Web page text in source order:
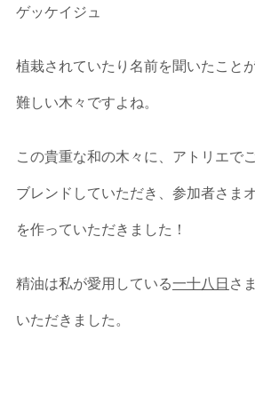
ゲッケイジュ
植栽されていたり名前を聞いたこと
難しい木々ですよね。
この貴重な和の木々に、アトリエで
ブレンドしていただき、参加者さま
を作っていただきました！
精油は私が愛用している一十八日 さ
いただきました。